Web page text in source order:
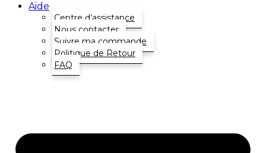
Aide
Centre d’assistance
Nous contacter
Suivre ma commande
Politique de Retour
FAQ